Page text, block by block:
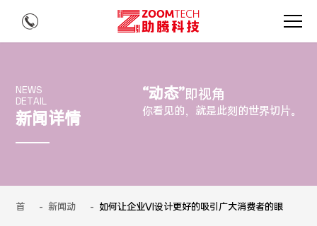
NEWS
DETAIL
新闻详情
“动态”即视角
你看见的，就是此刻的世界切片。
首 - 新闻动 - 如何让企业VI设计更好的吸引广大消费者的眼